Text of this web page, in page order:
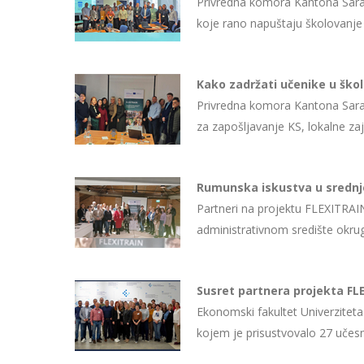
koje rano napuštaju
Kako zadržati učenike u
Privredna komora Kantona
za zapošljavanje KS, lokalne
Rumunska iskustva u
Partneri na projektu
administrativnom središte
Susret partnera projekta
Ekonomski fakultet
kojem je prisustvovalo 27